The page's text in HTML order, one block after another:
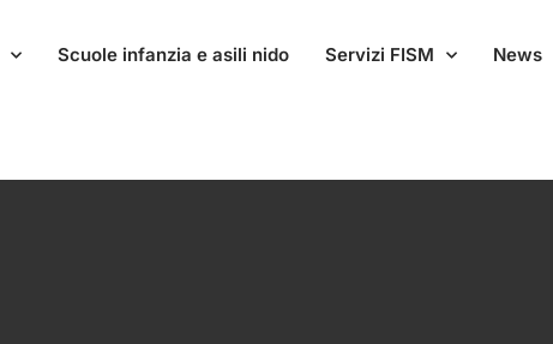
Scuole infanzia e asili nido Servizi FISM News